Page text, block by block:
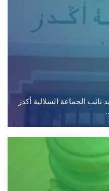
الجماعة السلالية أكدز